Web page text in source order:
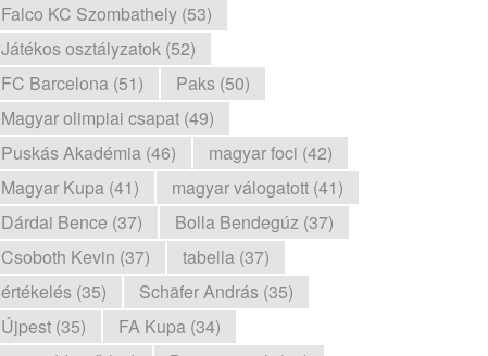
Falco KC Szombathely (53)
Játékos osztályzatok (52)
FC Barcelona (51)
Paks (50)
Magyar olimpiai csapat (49)
Puskás Akadémia (46)
magyar foci (42)
Magyar Kupa (41)
magyar válogatott (41)
Dárdai Bence (37)
Bolla Bendegúz (37)
Csoboth Kevin (37)
tabella (37)
értékelés (35)
Schäfer András (35)
Újpest (35)
FA Kupa (34)